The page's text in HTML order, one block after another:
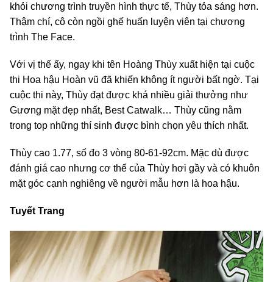
khỏi chương trình truyền hình thực tế, Thùy tỏa sáng hơn.
Thậm chí, cô còn ngồi ghế huấn luyện viên tại chương
trình The Face.
Với vị thế ấy, ngay khi tên Hoàng Thùy xuất hiện tại cuộc
thi Hoa hậu Hoàn vũ đã khiến không ít người bất ngờ. Tại
cuộc thi này, Thùy đạt được khá nhiều giải thưởng như
Gương mặt đẹp nhất, Best Catwalk… Thùy cũng nằm
trong top những thí sinh được bình chọn yêu thích nhất.
Thùy cao 1.77, số đo 3 vòng 80-61-92cm. Mặc dù được
đánh giá cao nhưng cơ thể của Thùy hơi gầy và có khuôn
mặt góc cạnh nghiêng về người mẫu hơn là hoa hậu.
Tuyết Trang